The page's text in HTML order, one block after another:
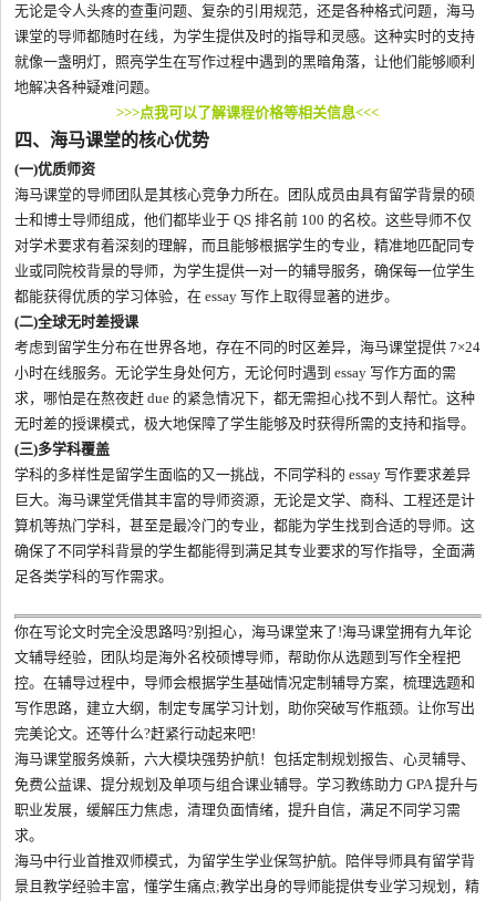
无论是令人头疼的查重问题、复杂的引用规范，还是各种格式问题，海马
课堂的导师都随时在线，为学生提供及时的指导和灵感。这种实时的支持
就像一盏明灯，照亮学生在写作过程中遇到的黑暗角落，让他们能够顺利
地解决各种疑难问题。
>>>点我可以了解课程价格等相关信息<<<
四、海马课堂的核心优势
(一)优质师资
海马课堂的导师团队是其核心竞争力所在。团队成员由具有留学背景的硕
士和博士导师组成，他们都毕业于 QS 排名前 100 的名校。这些导师不仅
对学术要求有着深刻的理解，而且能够根据学生的专业，精准地匹配同专
业或同院校背景的导师，为学生提供一对一的辅导服务，确保每一位学生
都能获得优质的学习体验，在 essay 写作上取得显著的进步。
(二)全球无时差授课
考虑到留学生分布在世界各地，存在不同的时区差异，海马课堂提供 7×24
小时在线服务。无论学生身处何方，无论何时遇到 essay 写作方面的需
求，哪怕是在熬夜赶 due 的紧急情况下，都无需担心找不到人帮忙。这种
无时差的授课模式，极大地保障了学生能够及时获得所需的支持和指导。
(三)多学科覆盖
学科的多样性是留学生面临的又一挑战，不同学科的 essay 写作要求差异
巨大。海马课堂凭借其丰富的导师资源，无论是文学、商科、工程还是计
算机等热门学科，甚至是最冷门的专业，都能为学生找到合适的导师。这
确保了不同学科背景的学生都能得到满足其专业要求的写作指导，全面满
足各类学科的写作需求。
你在写论文时完全没思路吗?别担心，海马课堂来了!海马课堂拥有九年论
文辅导经验，团队均是海外名校硕博导师，帮助你从选题到写作全程把
控。在辅导过程中，导师会根据学生基础情况定制辅导方案，梳理选题和
写作思路，建立大纲，制定专属学习计划，助你突破写作瓶颈。让你写出
完美论文。还等什么?赶紧行动起来吧!
海马课堂服务焕新，六大模块强势护航！包括定制规划报告、心灵辅导、
免费公益课、提分规划及单项与组合课业辅导。学习教练助力 GPA 提升与
职业发展，缓解压力焦虑，清理负面情绪，提升自信，满足不同学习需
求。
海马中行业首推双师模式，为留学生学业保驾护航。陪伴导师具有留学背
景且教学经验丰富，懂学生痛点;教学出身的导师能提供专业学习规划，精